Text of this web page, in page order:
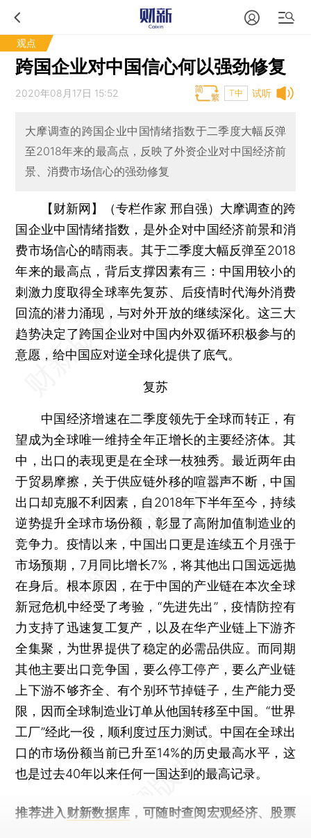
观点
跨国企业对中国信心何以强劲修复
试听
2020年08月17日 15:52 T中
大摩调查的跨国企业中国情绪指数于二季度大幅反弹
至2018年来的最高点，反映了外资企业对中国经济前
景、消费市场信心的强劲修复
【财新网】（专栏作家 邢自强） 大摩调查的跨
国企业中国情绪指数，是外企对中国经济前景和消
费市场信心的晴雨表。其于二季度大幅反弹至2018
年来的最高点，背后支撑因素有三：中国用较小的
刺激力度取得全球率先复苏、后疫情时代海外消费
回流的潜力涌现，与对外开放的继续深化。这三大
趋势决定了跨国企业对中国内外双循环积极参与的
意愿，给中国应对逆全球化提供了底气。
复苏
中国经济增速在二季度领先于全球而转正，有
望成为全球唯一维持全年正增长的主要经济体。其
中，出口的表现更是在全球一枝独秀。最近两年由
于贸易摩擦，关于供应链外移的喧嚣声不断，中国
出口却克服不利因素，自2018年下半年至今，持续
逆势提升全球市场份额，彰显了高附加值制造业的
竞争力。疫情以来，中国出口更是连续五个月强于
市场预期，7月同比增长7%，将其他出口国远远抛
在身后。根本原因，在于中国的产业链在本次全球
新冠危机中经受了考验，“先进先出”，疫情防控有
力支持了迅速复工复产，以及在华产业链上下游齐
全集聚，为世界提供了稳定的必需品供应。而同期
其他主要出口竞争国，要么停工停产，要么产业链
上下游不够齐全、有个别环节掉链子，生产能力受
限，因而全球制造业订单从他国转移至中国。“世界
工厂”经此一役，顺利度过压力测试。中国在全球出
口的市场份额当前已升至14%的历史最高水平，这
也是过去40年以来任何一国达到的最高记录。
推荐进入 财新数据库 ，可随时查阅宏观经济、股票